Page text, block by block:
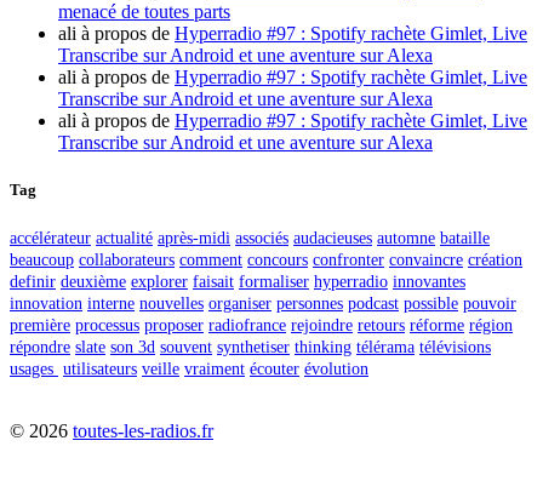
menacé de toutes parts
ali à propos de Hyperradio #97 : Spotify rachète Gimlet, Live
Transcribe sur Android et une aventure sur Alexa
ali à propos de Hyperradio #97 : Spotify rachète Gimlet, Live
Transcribe sur Android et une aventure sur Alexa
ali à propos de Hyperradio #97 : Spotify rachète Gimlet, Live
Transcribe sur Android et une aventure sur Alexa
Tag
accélérateur actualité après-midi associés audacieuses automne bataille
beaucoup collaborateurs comment concours confronter convaincre création
definir deuxième explorer faisait formaliser hyperradio innovantes
innovation interne nouvelles organiser personnes podcast possible pouvoir
première processus proposer radiofrance rejoindre retours réforme région
répondre slate son 3d souvent synthetiser thinking télérama télévisions
usages utilisateurs veille vraiment écouter évolution
© 2026 toutes-les-radios.fr